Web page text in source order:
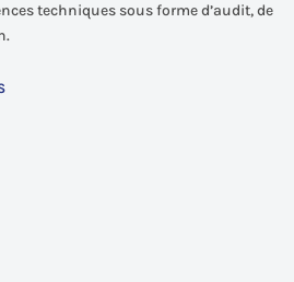
techniques sous forme d’audit, de